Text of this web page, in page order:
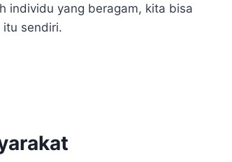
individu yang beragam, kita bisa
sendiri.